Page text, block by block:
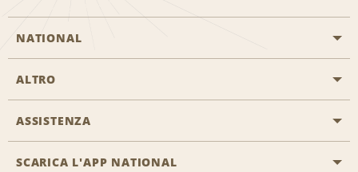
NATIONAL
Inizia una prenotazione
Programmi business
ALTRO
Offerte di lavoro
ASSISTENZA
Accessibilità
SCARICA L'APP NATIONAL